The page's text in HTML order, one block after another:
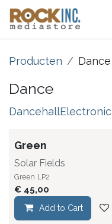
Overslaan naar inhoud
Producten Dance
Dance
DancehallElectronic
Green
Solar Fields
Green LP2
€ 45,00
Add to Cart